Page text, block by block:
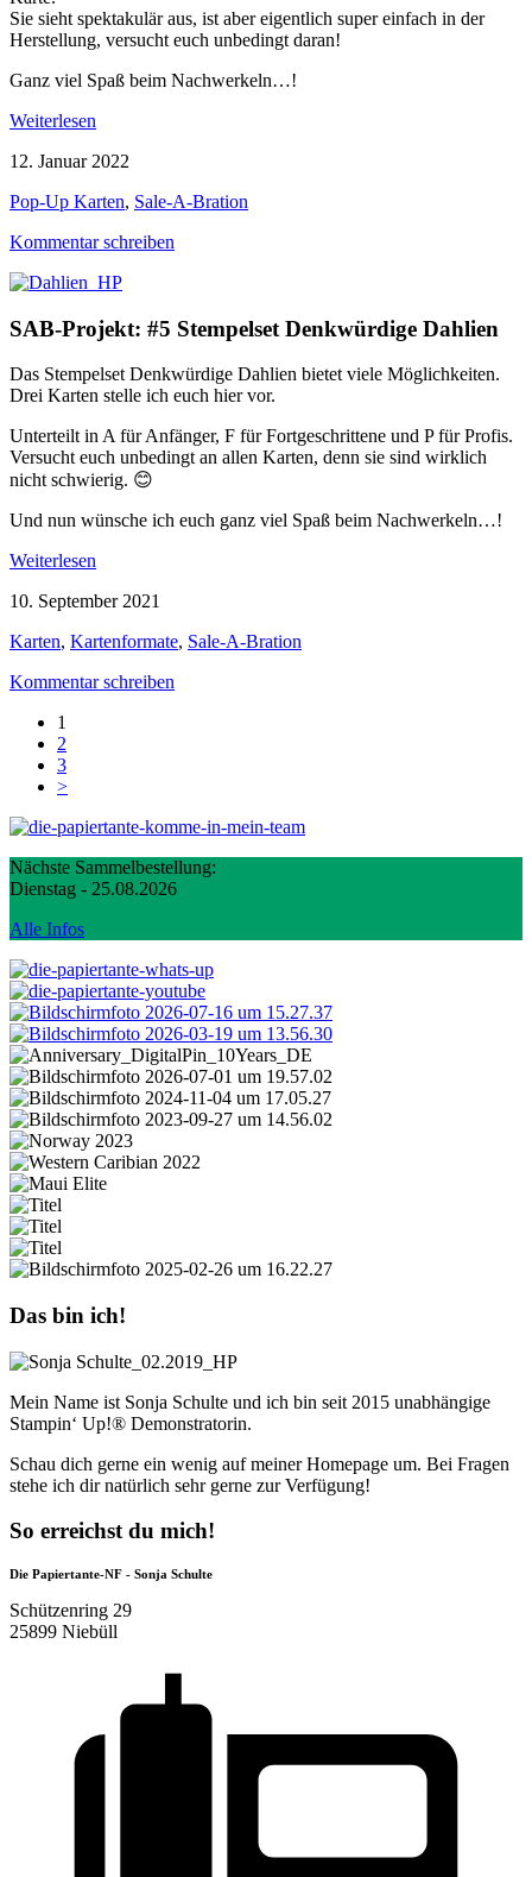
Sie sieht spektakulär aus, ist aber eigentlich super einfach in der
Herstellung, versucht euch unbedingt daran!
Ganz viel Spaß beim Nachwerkeln…!
Weiterlesen
12. Januar 2022
Pop-Up Karten, Sale-A-Bration
Kommentar schreiben
SAB-Projekt: #5 Stempelset Denkwürdige Dahlien
Das Stempelset Denkwürdige Dahlien bietet viele Möglichkeiten.
Drei Karten stelle ich euch hier vor.
Unterteilt in A für Anfänger, F für Fortgeschrittene und P für Profis.
Versucht euch unbedingt an allen Karten, denn sie sind wirklich
nicht schwierig. 😊
Und nun wünsche ich euch ganz viel Spaß beim Nachwerkeln…!
Weiterlesen
10. September 2021
Karten, Kartenformate, Sale-A-Bration
Kommentar schreiben
1
2
3
>
Nächste Sammelbestellung:
Dienstag - 25.08.2026
Alle Infos
Das bin ich!
Mein Name ist Sonja Schulte und ich bin seit 2015 unabhängige
Stampin‘ Up!® Demonstratorin.
Schau dich gerne ein wenig auf meiner Homepage um. Bei Fragen
stehe ich dir natürlich sehr gerne zur Verfügung!
So erreichst du mich!
Die Papiertante-NF - Sonja Schulte
Schützenring 29
25899 Niebüll